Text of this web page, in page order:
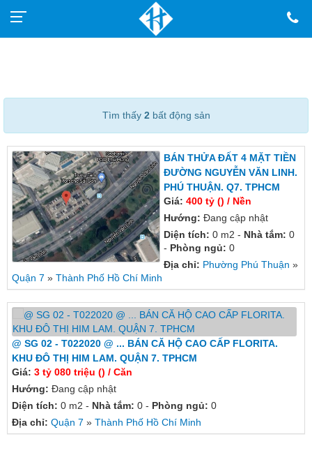
Tìm thấy 2 bất động sản
BÁN THỬA ĐẤT 4 MẶT TIỀN
ĐƯỜNG NGUYỄN VĂN LINH.
PHÚ THUẬN. Q7. TPHCM
Giá: 400 tỷ () / Nền
Hướng: Đang cập nhật
Diện tích: 0 m2 - Nhà tắm: 0
- Phòng ngủ: 0
Địa chỉ: Phường Phú Thuận »
Quận 7 » Thành Phố Hồ Chí Minh
@ SG 02 - T022020 @ ... BÁN CĂ HỘ CAO CẤP FLORITA.
KHU ĐÔ THỊ HIM LAM. QUẬN 7. TPHCM
Giá: 3 tỷ 080 triệu () / Căn
Hướng: Đang cập nhật
Diện tích: 0 m2 - Nhà tắm: 0 - Phòng ngủ: 0
Địa chỉ: Quận 7 » Thành Phố Hồ Chí Minh